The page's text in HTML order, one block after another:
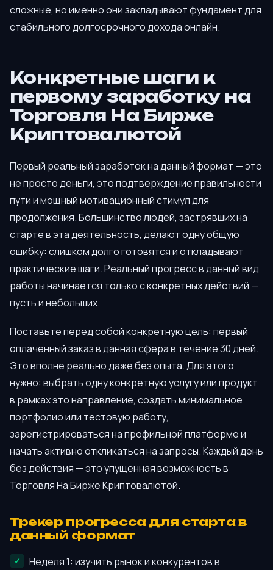
сложные, но именно они закладывают фундамент для
стабильного долгосрочного дохода онлайн.
Конкретные шаги к
первому заработку на
Торговля На Бирже
Криптовалютой
Первый реальный заработок на данный формат — это
не просто деньги, это подтверждение правильности
пути и мощный мотивационный стимул для
продолжения. Большинство людей, застрявших на
старте в эта деятельность, делают одну общую
ошибку: слишком долго готовятся и откладывают
практические шаги. Реальный прогресс в данный вид
работы начинается только с конкретных действий —
пусть и небольших.
Поставьте перед собой конкретную цель: первый
оплаченный заказ в данная сфера в течение 30 дней.
Это вполне реально даже без опыта. Для этого
нужно: выбрать одну конкретную услугу или продукт
в рамках это направление, создать минимальное
портфолио или тестовую работу,
зарегистрироваться на профильной платформе и
начать активно откликаться на запросы. Каждый день
без действия — это упущенная возможность в
Торговля На Бирже Криптовалютой.
Трекер прогресса для старта в
данный формат
Неделя 1: изучить рынок и конкурентов в